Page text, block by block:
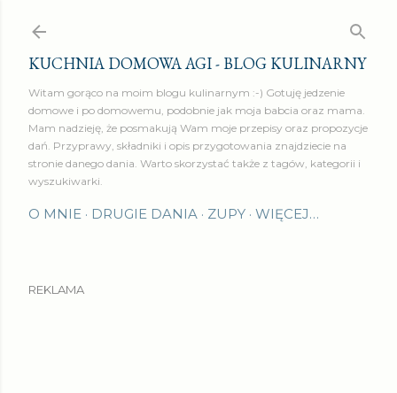
KUCHNIA DOMOWA AGI - BLOG KULINARNY
Witam gorąco na moim blogu kulinarnym :-) Gotuję jedzenie
domowe i po domowemu, podobnie jak moja babcia oraz mama.
Mam nadzieję, że posmakują Wam moje przepisy oraz propozycje
dań. Przyprawy, składniki i opis przygotowania znajdziecie na
stronie danego dania. Warto skorzystać także z tagów, kategorii i
wyszukiwarki.
O MNIE DRUGIE DANIA ZUPY WIĘCEJ…
REKLAMA